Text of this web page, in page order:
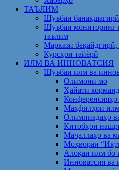
ТАЪЛИМ
Шуъбаи банақшагирӣ
Шуъбаи мониторинг
таълим
Маркази
Курсҳои тайёрӣ
ИЛМ ВА ИННОВАТСИЯ
Шуъбаи илм ва
Олимони мо
Ҳайати
Маҳфилҳои
Олимпиадаҳо
Китобҳои
Маҷаллаҳо ва
Моҳвораи
Алоқаи илм бо
Инноватсия ва